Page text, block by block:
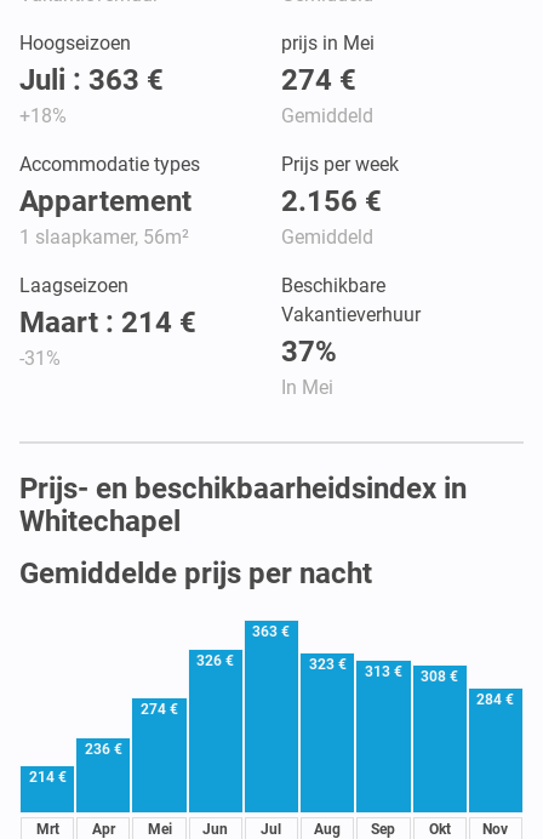
Hoogseizoen
Juli : 363 €
+18%
prijs in Mei
274 €
Gemiddeld
Accommodatie types
Appartement
1 slaapkamer, 56m²
Prijs per week
2.156 €
Gemiddeld
Laagseizoen
Maart : 214 €
-31%
Beschikbare
Vakantieverhuur
37%
In Mei
Prijs- en beschikbaarheidsindex in
Whitechapel
Gemiddelde prijs per nacht
214 €
Mrt
236 €
Apr
274 €
Mei
326 €
Jun
363 €
Jul
323 €
Aug
313 €
Sep
308 €
Okt
284 €
Nov